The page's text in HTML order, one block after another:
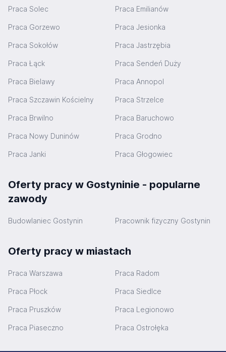
Praca Solec Praca Emilianów
Praca Gorzewo Praca Jesionka
Praca Sokołów Praca Jastrzębia
Praca Łąck Praca Sendeń Duży
Praca Bielawy Praca Annopol
Praca Szczawin Kościelny Praca Strzelce
Praca Brwilno Praca Baruchowo
Praca Nowy Duninów Praca Grodno
Praca Janki Praca Głogowiec
Oferty pracy w Gostyninie - popularne
zawody
Budowlaniec Gostynin Pracownik fizyczny Gostynin
Oferty pracy w miastach
Praca Warszawa Praca Radom
Praca Płock Praca Siedlce
Praca Pruszków Praca Legionowo
Praca Piaseczno Praca Ostrołęka